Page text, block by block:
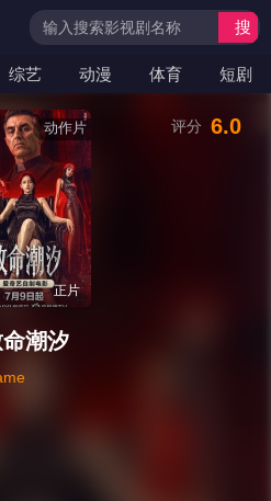
综艺 动漫 体育 短剧
搜
动作片
正片
潮汐
评分 6.0